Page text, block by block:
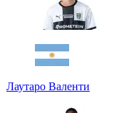
Лаутаро Валенти